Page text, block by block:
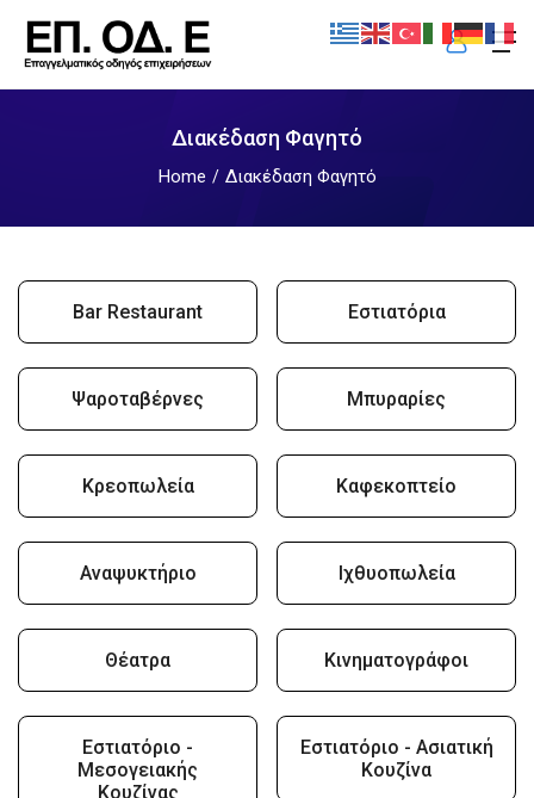
Διακέδαση Φαγητό
Home Διακέδαση Φαγητό
Bar Restaurant
Ψαροταβέρνες
Κρεοπωλεία
Αναψυκτήριο
Θέατρα
Εστιατόριο -
Μεσογειακής
Κουζίνας
Εστιατόρια
Μπυραρίες
Καφεκοπτείο
Ιχθυοπωλεία
Κινηματογράφοι
Εστιατόριο - Ασιατική
Κουζίνα